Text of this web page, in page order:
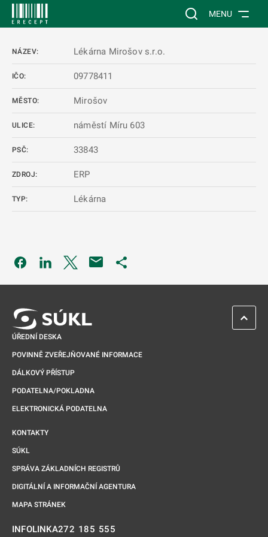
Vyhledávání na
MENU
NÁZEV: Lékárna Mirošov s.r.o.
IČO: 09778411
MĚSTO: Mirošov
ULICE: náměstí Míru 603
PSČ: 33843
ZDROJ: ERP
TYP: Lékárna
Odkaz se otevře na nové kartě
Odkaz se otevře na nové kartě
Odkaz se otevře na nové kartě
ÚŘEDNÍ DESKA
POVINNĚ ZVEŘEJŇOVANÉ INFORMACE
DÁLKOVÝ PŘÍSTUP
PODATELNA/POKLADNA
ELEKTRONICKÁ PODATELNA
KONTAKTY
SÚKL
SPRÁVA ZÁKLADNÍCH REGISTRŮ
DIGITÁLNÍ A INFORMAČNÍ AGENTURA
MAPA STRÁNEK
INFOLINKA272 185 555
ZPĚT